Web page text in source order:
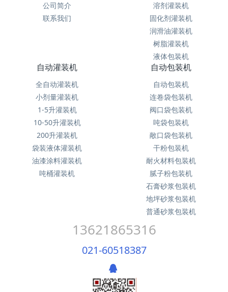
公司简介
联系我们
溶剂灌装机
固化剂灌装机
润滑油灌装机
树脂灌装机
液体包装机
自动灌装机
全自动灌装机
小剂量灌装机
1-5升灌装机
10-50升灌装机
200升灌装机
袋装液体灌装机
油漆涂料灌装机
吨桶灌装机
自动包装机
自动包装机
连卷袋包装机
阀口袋包装机
吨袋包装机
敞口袋包装机
干粉包装机
耐火材料包装机
腻子粉包装机
石膏砂浆包装机
地坪砂浆包装机
普通砂浆包装机
13621865316
021-60518387